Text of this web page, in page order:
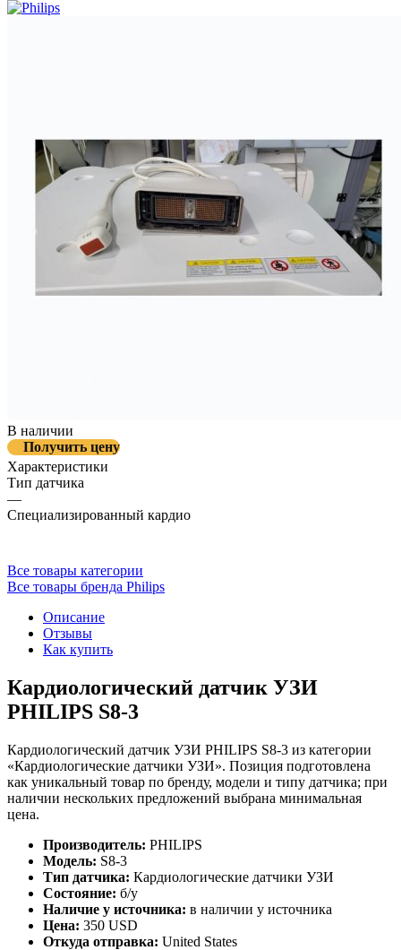
В наличии
Получить цену
Характеристики
Тип датчика
—
Специализированный кардио
Все товары категории
Все товары бренда Philips
Описание
Отзывы
Как купить
Кардиологический датчик УЗИ
PHILIPS S8-3
Кардиологический датчик УЗИ PHILIPS S8-3 из категории
«Кардиологические датчики УЗИ». Позиция подготовлена
как уникальный товар по бренду, модели и типу датчика; при
наличии нескольких предложений выбрана минимальная
цена.
Производитель: PHILIPS
Модель: S8-3
Тип датчика: Кардиологические датчики УЗИ
Состояние: б/у
Наличие у источника: в наличии у источника
Цена: 350 USD
Откуда отправка: United States